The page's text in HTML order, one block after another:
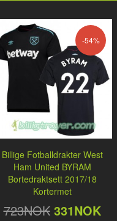
-54%
Billige Fotballdrakter West
Ham United BYRAM
Bortedraktsett 2017/18
Kortermet
723NOK 331NOK